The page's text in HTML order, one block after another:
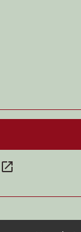
open_in_new